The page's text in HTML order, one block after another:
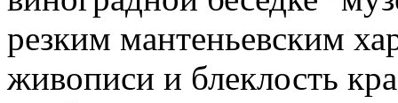
резким мантеньевским
живописи и блеклость